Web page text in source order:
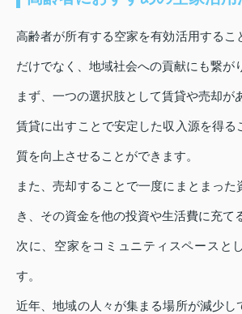
高齢者が所有する空家を有効活用するこ
だけでなく、地域社会への貢献にも繋が
まず、一つの選択肢として賃貸や売却が
賃貸に出すことで安定した収入源を得る
質を向上させることができます。
また、売却することで一度にまとまった
き、その資金を他の投資や生活費に充て
次に、空家をコミュニティスペースと
す。
近年、地域の人々が集まる場所が減少し